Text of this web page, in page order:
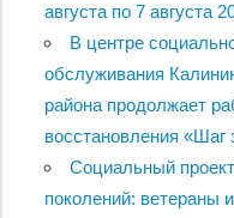
августа по 7 августа
В центре
обслуживания
района продолжает
восстановления «Шаг
Социальный
поколений: ветераны